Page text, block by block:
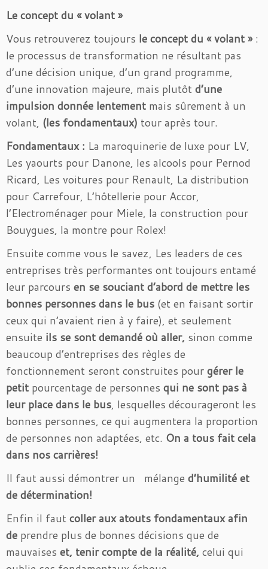
Le concept du « volant »
Vous retrouverez toujours le concept du « volant »:
le processus de transformation ne résultant pas
d’une décision unique, d’un grand programme,
d’une innovation majeure, mais plutôtd’une
impulsion donnée lentement mais sûrement à un
volant, (les fondamentaux) tour après tour.
Fondamentaux : La maroquinerie de luxe pour LV,
Les yaourts pour Danone, les alcools pour Pernod
Ricard, Les voitures pour Renault, La distribution
pour Carrefour, L’hôtellerie pour Accor,
l’Electroménager pour Miele, la construction pour
Bouygues, la montre pour Rolex!
Ensuite comme vous le savez, Les leaders de ces
entreprises très performantes ont toujours entamé
leur parcours en se souciant d’abord de mettre les
bonnes personnes dans le bus (et en faisant sortir
ceux qui n’avaient rien à y faire), et seulement
ensuite ils se sont demandé où aller, sinon comme
beaucoup d’entreprises des règles de
fonctionnement seront construites pourgérer le
petit pourcentage de personnes qui ne sont pas à
leur place dans le bus, lesquelles décourageront les
bonnes personnes, ce qui augmentera la proportion
de personnes non adaptées, etc. On a tous fait cela
dans nos carrières!
Il faut aussi démontrer un mélange d’humilité et
de détermination!
Enfin il fautcoller aux atouts fondamentaux afin
de prendre plus de bonnes décisions que de
mauvaises et, tenir compte de la réalité, celui qui